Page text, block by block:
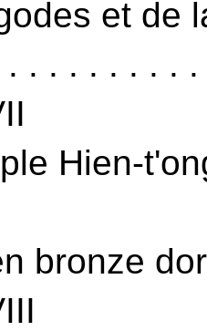
et de
. . . . . . . .
Hien-
bronze